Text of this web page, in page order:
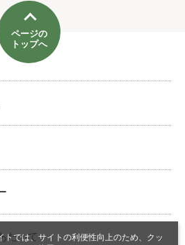
トでは、サイトの利便性向上のため、クッ
ページの
トップへ
たって